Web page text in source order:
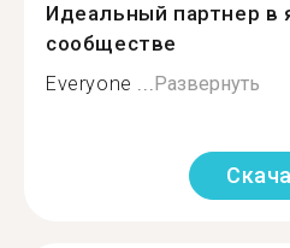
Идеальный партнер в
сообществе
Everyone ...Развернуть